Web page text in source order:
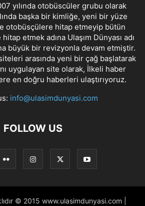
yılında otobüscüler grubu olarak
başka bir kimliğe, yeni bir yüze
otobüsçülere hitap etmeyip bütün
etmek adına Ulaşım Dünyası adı
büyük bir revizyonla devam etmiştir.
arasında yeni bir çağ başlatarak
uygulayan site olarak, İlkeli haber
en doğru haberleri ulaştırıyoruz.
info@ulasimdunyasi.com
FOLLOW US
© 2015 www.ulasimdunyasi.com |